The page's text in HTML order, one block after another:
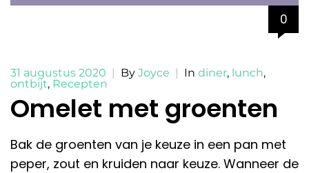
0
31 augustus 2020 | By Joyce | In diner, lunch,
ontbijt, Recepten
Omelet met groenten
Bak de groenten van je keuze in een pan met
peper, zout en kruiden naar keuze. Wanneer de